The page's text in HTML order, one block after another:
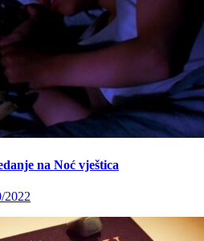
na Noć vještica
2022